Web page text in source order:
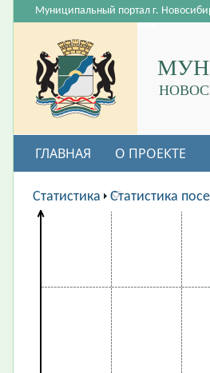
Муниципальный портал г.
ГЛАВНАЯ О ПРОЕКТЕ
ВАКАНСИИ
Статистика Статистика